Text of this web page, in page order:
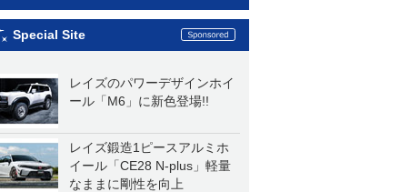
Special Site
レイズのパワーデザインホイ
ール「M6」に新色登場!!
レイズ鍛造1ピースアルミホ
イール「CE28 N-plus」軽量
なままに剛性を向上